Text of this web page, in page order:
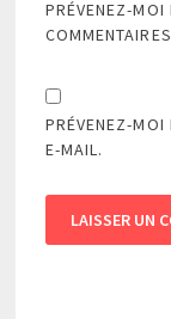
PRÉVENEZ-MOI
PRÉVENEZ-MOI
E-MAIL.